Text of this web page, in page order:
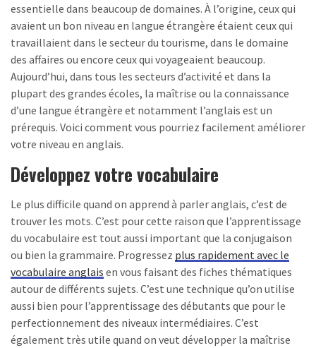
essentielle dans beaucoup de domaines. À l’origine, ceux qui
avaient un bon niveau en langue étrangère étaient ceux qui
travaillaient dans le secteur du tourisme, dans le domaine
des affaires ou encore ceux qui voyageaient beaucoup.
Aujourd’hui, dans tous les secteurs d’activité et dans la
plupart des grandes écoles, la maîtrise ou la connaissance
d’une langue étrangère et notamment l’anglais est un
prérequis. Voici comment vous pourriez facilement améliorer
votre niveau en anglais.
Développez votre vocabulaire
Le plus difficile quand on apprend à parler anglais, c’est de
trouver les mots. C’est pour cette raison que l’apprentissage
du vocabulaire est tout aussi important que la conjugaison
ou bien la grammaire. Progressez plus rapidement avec le
vocabulaire anglais en vous faisant des fiches thématiques
autour de différents sujets. C’est une technique qu’on utilise
aussi bien pour l’apprentissage des débutants que pour le
perfectionnement des niveaux intermédiaires. C’est
également très utile quand on veut développer la maîtrise